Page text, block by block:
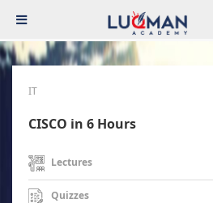
IT
CISCO in 6 Hours
Lectures
Quizzes